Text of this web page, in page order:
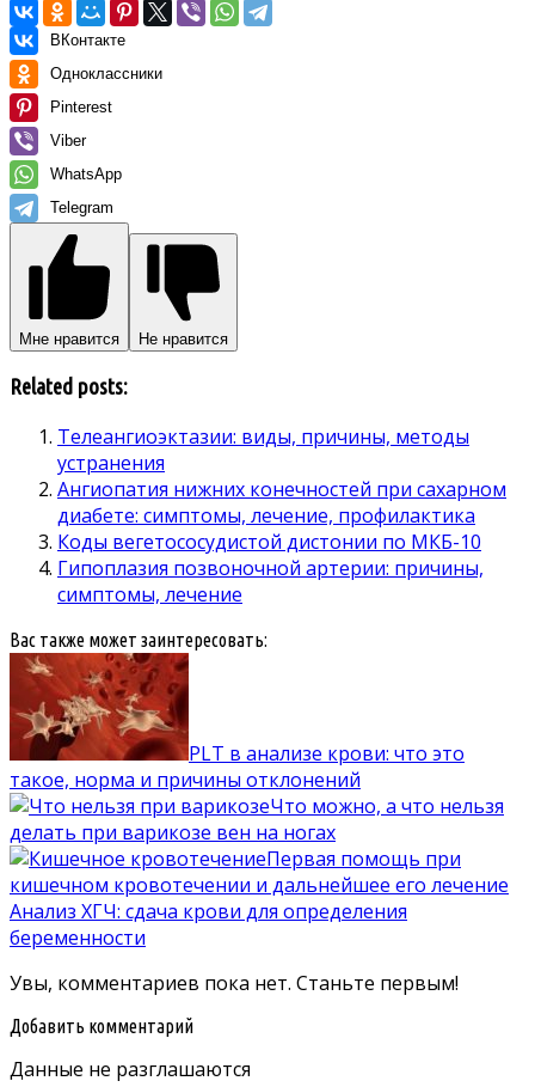
ВКонтакте
Одноклассники
Pinterest
Viber
WhatsApp
Telegram
Мне нравится Не нравится
Related posts:
Телеангиоэктазии: виды, причины, методы
устранения
Ангиопатия нижних конечностей при сахарном
диабете: симптомы, лечение, профилактика
Коды вегетососудистой дистонии по МКБ-10
Гипоплазия позвоночной артерии: причины,
симптомы, лечение
Вас также может заинтересовать:
PLT в анализе крови: что это
такое, норма и причины отклонений
Что можно, а что нельзя
делать при варикозе вен на ногах
Первая помощь при
кишечном кровотечении и дальнейшее его лечение
Анализ ХГЧ: сдача крови для определения
беременности
Увы, комментариев пока нет. Станьте первым!
Добавить комментарий
Данные не разглашаются